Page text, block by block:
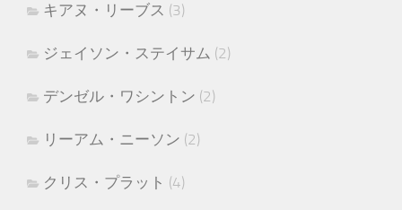
キアヌ・リーブス (3)
ジェイソン・ステイサム (2)
デンゼル・ワシントン (2)
リーアム・ニーソン (2)
クリス・プラット (4)